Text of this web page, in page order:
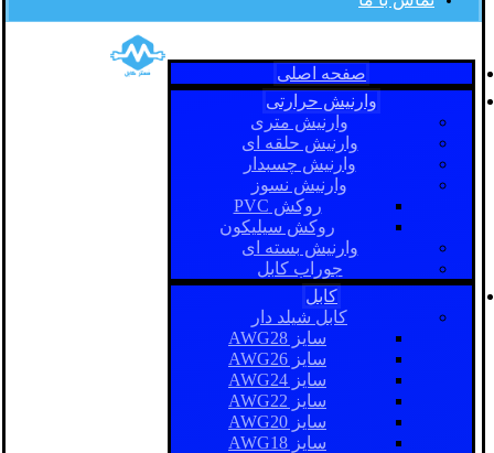
صفحه اصلی
وارنیش حرارتی
وارنیش متری
وارنیش حلقه ای
وارنیش چسبدار
وارنیش نسوز
روکش PVC
روکش سیلیکون
وارنیش بسته ای
جوراب کابل
کابل
کابل شیلد دار
سایز AWG28
سایز AWG26
سایز AWG24
سایز AWG22
سایز AWG20
سایز AWG18